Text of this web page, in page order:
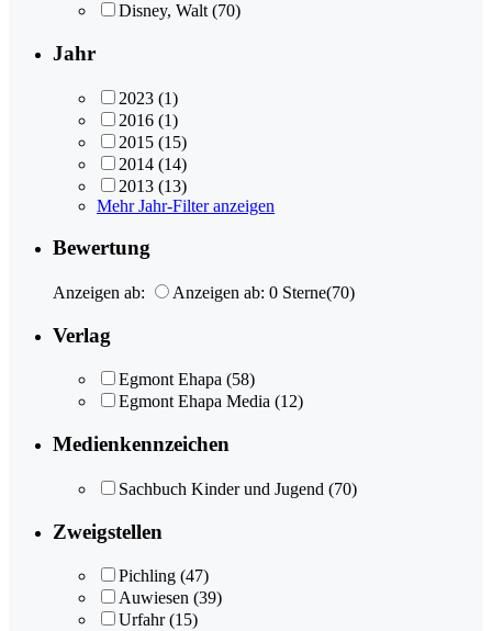
Disney, Walt (70)
Jahr
2023 (1)
2016 (1)
2015 (15)
2014 (14)
2013 (13)
Mehr Jahr-Filter anzeigen
Bewertung
Anzeigen ab: Anzeigen ab: 0 Sterne(70)
Verlag
Egmont Ehapa (58)
Egmont Ehapa Media (12)
Medienkennzeichen
Sachbuch Kinder und Jugend (70)
Zweigstellen
Pichling (47)
Auwiesen (39)
Urfahr (15)